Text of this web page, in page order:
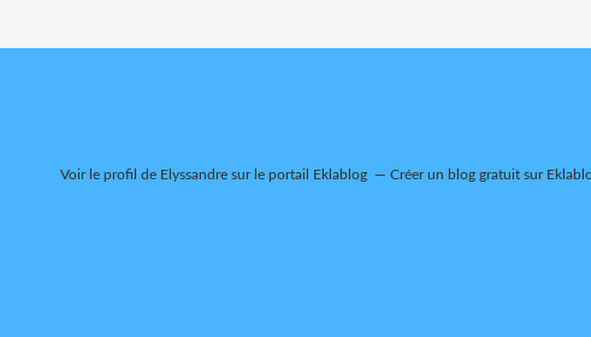
Voir le profil de Elyssandresur le portail Eklablog Créer un blog gratuit sur